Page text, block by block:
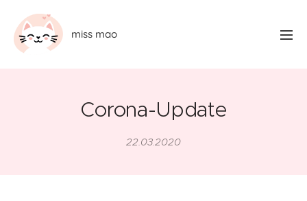
miss mao
Corona-Update
22.03.2020